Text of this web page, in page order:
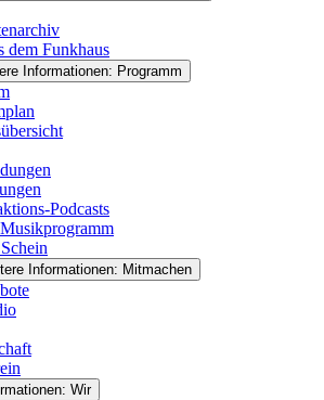
dem Funkhaus
Informationen: Programm
Podcasts
Informationen: Mitmachen
Wir